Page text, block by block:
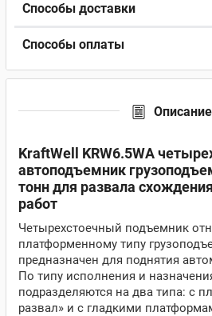
Способы доставки
Способы оплаты
Описание
KraftWell KRW6.5WA
автоподъемник
тонн для развала
работ
Четырехстоечный подъемник
платформенному типу
предназначен для поднятия
По типу исполнения и
подразделяются на два типа: с
развал» и с гладкими